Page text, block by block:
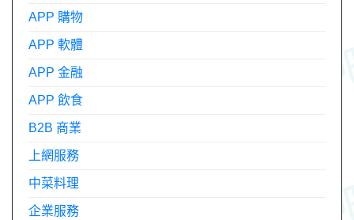
APP 購物
APP 軟體
APP 金融
APP 飲食
B2B 商業
上網服務
中菜料理
企業服務